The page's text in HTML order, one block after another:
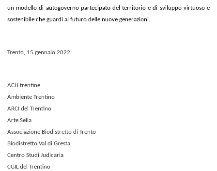
un modello di autogoverno partecipato del territorio e di sviluppo virtuoso e
sostenibile che guardi al futuro delle nuove generazioni.
Trento, 15 gennaio 2022
ACLI trentine
Ambiente Trentino
ARCI del Trentino
Arte Sella
Associazione Biodistretto di Trento
Biodistretto Val di Gresta
Centro Studi Judicaria
CGIL del Trentino